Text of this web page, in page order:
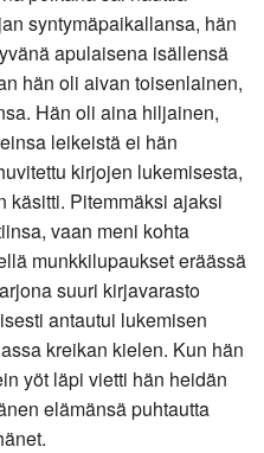
syntymäpaikallansa, hän
apulaisena isällensä
hän oli aivan toisenlainen,
Hän oli aina hiljainen,
leikeistä ei hän
kirjojen lukemisesta,
käsitti. Pitemmäksi ajaksi
vaan meni kohta
munkkilupaukset eräässä
suuri kirjavarasto
antautui lukemisen
kreikan kielen. Kun hän
yöt läpi vietti hän heidän
elämänsä puhtautta